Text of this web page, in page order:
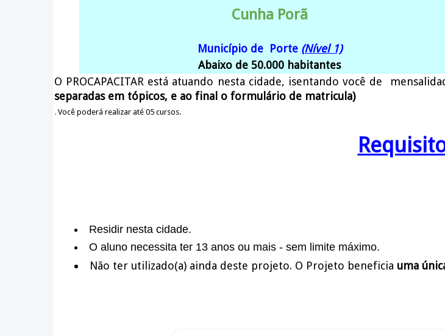
Cunha Porã
Município de Porte (Nível 1)
Abaixo de 50.000 habitantes
O PROCAPACITAR está atuando nesta cidade, isentando você de
separadas em tópicos, e ao final o formulário de matricula)
. Você poderá realizar até 05 cursos.
Residir nesta cidade.
O aluno necessita ter 13 anos ou mais - sem limite máximo.
Não ter utilizado(a) ainda deste projeto. O Projeto beneficia uma